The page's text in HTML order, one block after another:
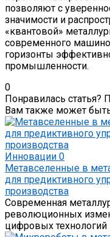
позволяют с
значимости и
«квантовой»
современного
горизонты
промышленности.
0
Понравилась статья?
Вам также может
Инновации 0
Метавселенные в
для предиктивного
производства
Современная
революционных
цифровых технологий